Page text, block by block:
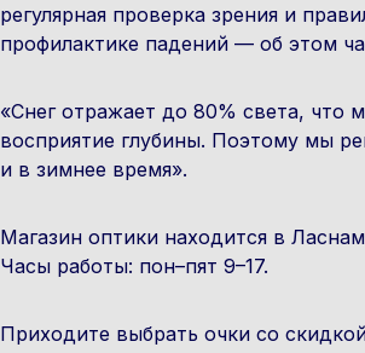
регулярная проверка зрения и
профилактике падений — об этом
«Снег отражает до 80% света, что
восприятие глубины. Поэтому мы
и в зимнее время».
Магазин оптики находится в
Часы работы: пон–пят 9–17.
Приходите выбрать очки со